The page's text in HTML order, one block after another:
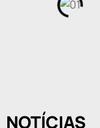
NOTÍCIAS